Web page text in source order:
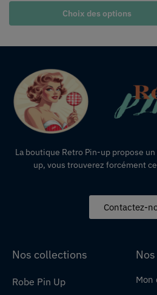
Choix des options
La boutique Retro Pin-up propose
up, vous trouverez forcément
Contactez-
Nos collections
Robe Pin Up
Mon